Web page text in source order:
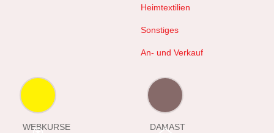
Heimtextilien
Sonstiges
An- und Verkauf
WEBKURSE DAMAST